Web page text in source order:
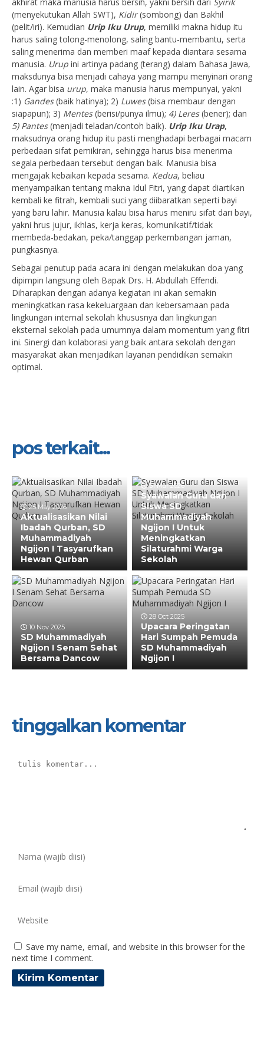
(menyekutukan Allah SWT), Kidir(sombong) dan Bakhil
(pelit/iri). Kemudian Urip Iku Urup, memiliki makna hidup itu
harus saling tolong-menolong, saling bantu-membantu, serta
saling menerima dan memberi maaf kepada diantara sesama
manusia. Urup ini artinya padang (terang) dalam Bahasa Jawa,
maksdunya bisa menjadi cahaya yang mampu menyinari orang
lain. Agar bisa urup, maka manusia harus mempunyai, yakni
:1) Gandes(baik hatinya); 2) Luwes(bisa membaur dengan
siapapun); 3) Mentes(berisi/punya ilmu); 4) Leres(bener); dan
5) Pantes(menjadi teladan/contoh baik). Urip Iku Urap,
maksudnya orang hidup itu pasti menghadapi berbagai macam
perbedaan sifat pemikiran, sehingga harus bisa menerima
segala perbedaan tersebut dengan baik. Manusia bisa
mengajak kebaikan kepada sesama. Kedua, beliau
menyampaikan tentang makna Idul Fitri, yang dapat diartikan
kembali ke fitrah, kembali suci yang diibaratkan seperti bayi
yang baru lahir. Manusia kalau bisa harus meniru sifat dari bayi,
yakni hrus jujur, ikhlas, kerja keras, komunikatif/tidak
membeda-bedakan, peka/tanggap perkembangan jaman,
pungkasnya.
Sebagai penutup pada acara ini dengan melakukan doa yang
dipimpin langsung oleh Bapak Drs. H. Abdullah Effendi.
Diharapkan dengan adanya kegiatan ini akan semakin
meningkatkan rasa kekeluargaan dan kebersamaan pada
lingkungan internal sekolah khususnya dan lingkungan
eksternal sekolah pada umumnya dalam momentum yang fitri
ini. Sinergi dan kolaborasi yang baik antara sekolah dengan
masyarakat akan menjadikan layanan pendidikan semakin
optimal.
pos terkait...
25 May 2026
Aktualisasikan Nilai
Ibadah Qurban, SD
Muhammadiyah
Ngijon I Tasyarufkan
Hewan Qurban
31 Mar 2026
Syawalan Guru dan
Siswa SD
Muhammadiyah
Ngijon I Untuk
Meningkatkan
Silaturahmi Warga
Sekolah
10 Nov 2025
SD Muhammadiyah
Ngijon I Senam Sehat
Bersama Dancow
28 Oct 2025
Upacara Peringatan
Hari Sumpah Pemuda
SD Muhammadiyah
Ngijon I
tinggalkan komentar
Save my name, email, and website in this browser for the
next time I comment.